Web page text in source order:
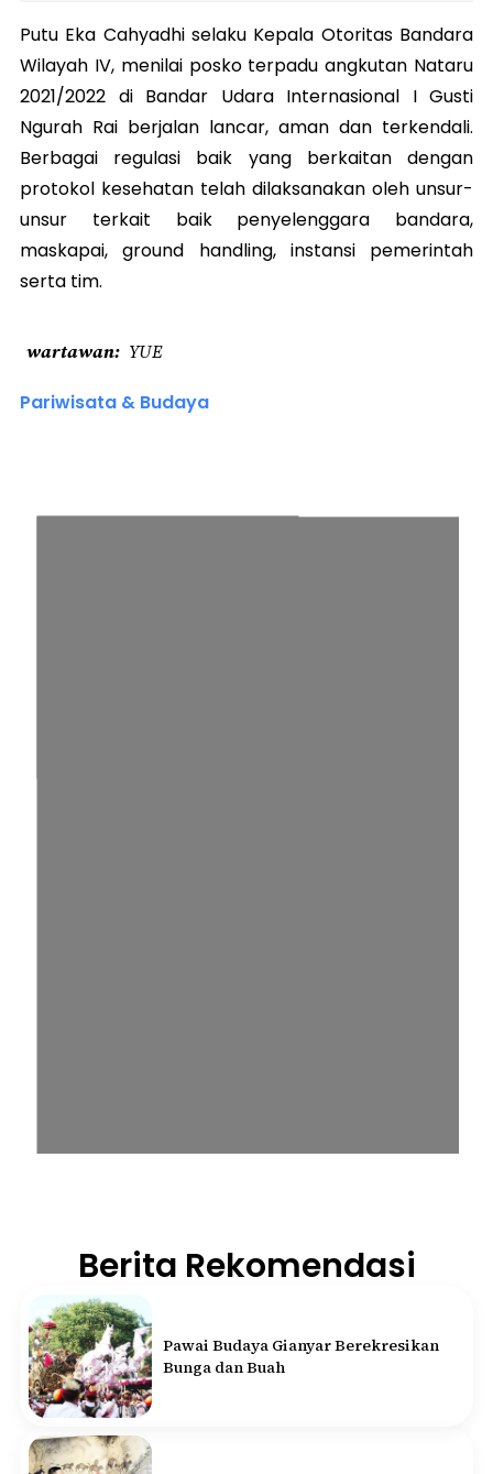
Putu Eka Cahyadhi selaku Kepala Otoritas Bandara
Wilayah IV, menilai posko terpadu angkutan Nataru
2021/2022 di Bandar Udara Internasional I Gusti
Ngurah Rai berjalan lancar, aman dan terkendali.
Berbagai regulasi baik yang berkaitan dengan
protokol kesehatan telah dilaksanakan oleh unsur-
unsur terkait baik penyelenggara bandara,
maskapai, ground handling, instansi pemerintah
serta tim.
wartawan YUE
Pariwisata & Budaya
Berita Rekomendasi
Pawai Budaya Gianyar Berekresikan
Bunga dan Buah